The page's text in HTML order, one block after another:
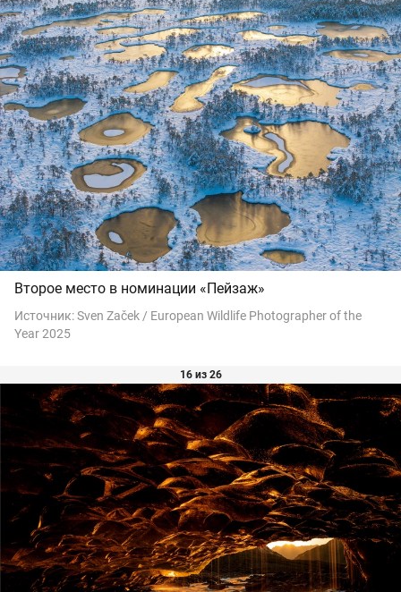
Второе место в номинации «Пейзаж»
Источник:Sven Začek / European Wildlife Photographer of the
Year 2025
16 из 26